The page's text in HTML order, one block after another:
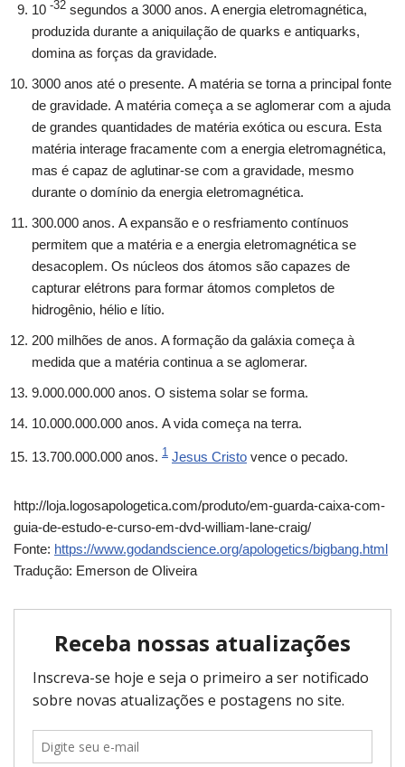
10 -32 segundos a 3000 anos. A energia eletromagnética,
produzida durante a aniquilação de quarks e antiquarks,
domina as forças da gravidade.
3000 anos até o presente. A matéria se torna a principal fonte
de gravidade. A matéria começa a se aglomerar com a ajuda
de grandes quantidades de matéria exótica ou escura. Esta
matéria interage fracamente com a energia eletromagnética,
mas é capaz de aglutinar-se com a gravidade, mesmo
durante o domínio da energia eletromagnética.
300.000 anos. A expansão e o resfriamento contínuos
permitem que a matéria e a energia eletromagnética se
desacoplem. Os núcleos dos átomos são capazes de
capturar elétrons para formar átomos completos de
hidrogênio, hélio e lítio.
200 milhões de anos. A formação da galáxia começa à
medida que a matéria continua a se aglomerar.
9.000.000.000 anos. O sistema solar se forma.
10.000.000.000 anos. A vida começa na terra.
13.700.000.000 anos. 1 Jesus Cristo vence o pecado.
http://loja.logosapologetica.com/produto/em-guarda-caixa-com-
guia-de-estudo-e-curso-em-dvd-william-lane-craig/
Fonte: https://www.godandscience.org/apologetics/bigbang.html
Tradução: Emerson de Oliveira